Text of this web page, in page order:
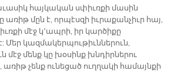
հայկական սփիւռքի մասին
առիթ մըն է, որպէսզի իւրաքանչիւր հայ,
մէջ կ՚ապրի, իր կարծիքը
կազմակերպութիւններուն,
մէջ մենք կը խօսինք խնդիրներու
առիթ չենք ունեցած ուղղակի համայնքի